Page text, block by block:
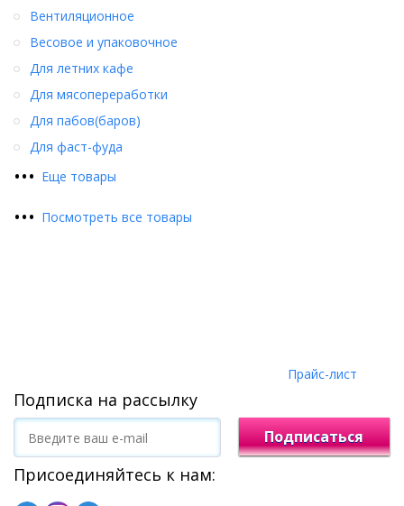
••• Еще товары
Вентиляционное
Весовое и упаковочное
Для летних кафе
Для мясопереработки
Для пабов(баров)
Для фаст-фуда
••• Посмотреть все товары
Прайс-лист
Подписка на рассылку
Подписаться
Присоединяйтесь к нам: